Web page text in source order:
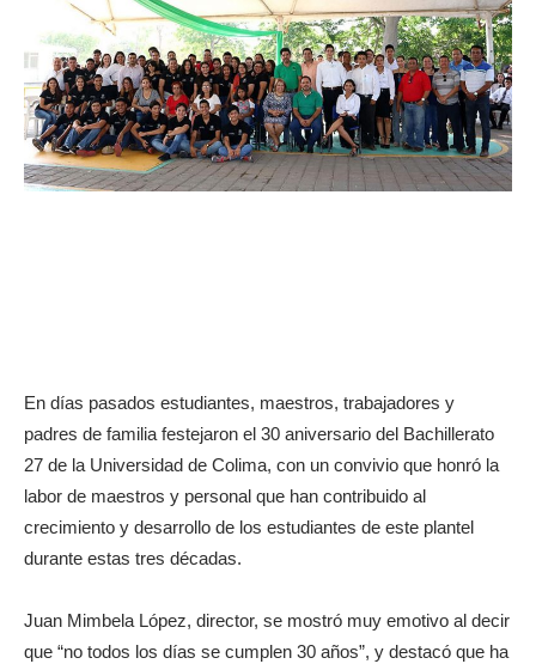
En días pasados estudiantes, maestros, trabajadores y
padres de familia festejaron el 30 aniversario del Bachillerato
27 de la Universidad de Colima, con un convivio que honró la
labor de maestros y personal que han contribuido al
crecimiento y desarrollo de los estudiantes de este plantel
durante estas tres décadas.
Juan Mimbela López, director, se mostró muy emotivo al decir
que “no todos los días se cumplen 30 años”, y destacó que ha